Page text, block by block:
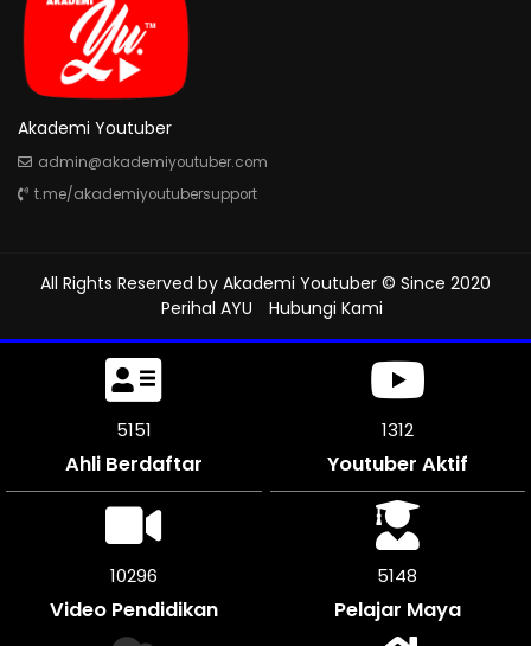
Akademi Youtuber
admin@akademiyoutuber.com
t.me/akademiyoutubersupport
All Rights Reserved by Akademi Youtuber © Since 2020
Perihal AYU
Hubungi Kami
5439
Ahli Berdaftar
1312
Youtuber Aktif
10878
Video Pendidikan
5439
Pelajar Maya